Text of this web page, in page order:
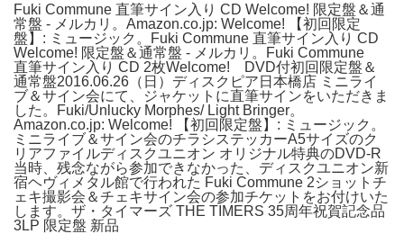
Fuki Commune 直筆サイン入り CD Welcome! 限定盤＆通
常盤 - メルカリ。Amazon.co.jp: Welcome! 【初回限定
盤】: ミュージック。Fuki Commune 直筆サイン入り CD
Welcome! 限定盤＆通常盤 - メルカリ。Fuki Commune
直筆サイン入り CD 2枚Welcome! DVD付初回限定盤＆
通常盤2016.06.26（日）ディスクピア日本橋店 ミニライ
ブ＆サイン会にて、ジャケットに直筆サインをいただきま
した。Fuki/Unlucky Morphes/ Light Bringer。
Amazon.co.jp: Welcome! 【初回限定盤】: ミュージック。
ミニライブ＆サイン会のチラシステッカーA5サイズのク
リアファイルディスクユニオン オリジナル特典のDVD-R
当時、残念ながら参加できなかった、ディスクユニオン新
宿ヘヴィメタル館で行われた Fuki Commune 2ショットチ
ェキ撮影会＆チェキサイン会の参加チケットをお付けいた
します。ザ・タイマーズ THE TIMERS 35周年祝賀記念品
3LP 限定盤 新品